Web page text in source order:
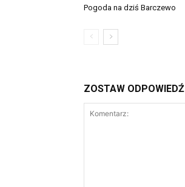
Pogoda na dziś Barczewo
ZOSTAW ODPOWIEDŹ